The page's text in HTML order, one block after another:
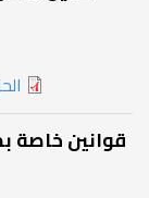
قوانين خاصة